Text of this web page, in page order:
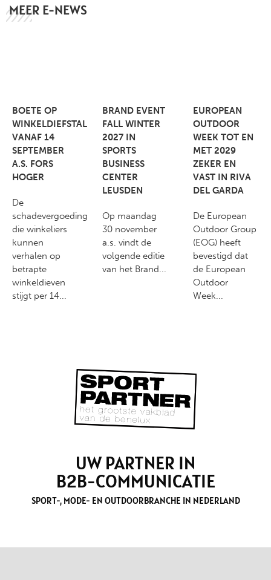
MEER E-NEWS
BOETE OP
WINKELDIEFSTAL
VANAF 14
SEPTEMBER
A.S. FORS
HOGER
De
schadevergoeding
die winkeliers
kunnen
verhalen op
betrapte
winkeldieven
stijgt per 14...
BRAND EVENT
FALL WINTER
2027 IN
SPORTS
BUSINESS
CENTER
LEUSDEN
Op maandag
30 november
a.s. vindt de
volgende editie
van het Brand...
EUROPEAN
OUTDOOR
WEEK TOT EN
MET 2029
ZEKER EN
VAST IN RIVA
DEL GARDA
De European
Outdoor Group
(EOG) heeft
bevestigd dat
de European
Outdoor
Week...
UW PARTNER IN
B2B-COMMUNICATIE
SPORT-, MODE- EN OUTDOORBRANCHE IN NEDERLAND